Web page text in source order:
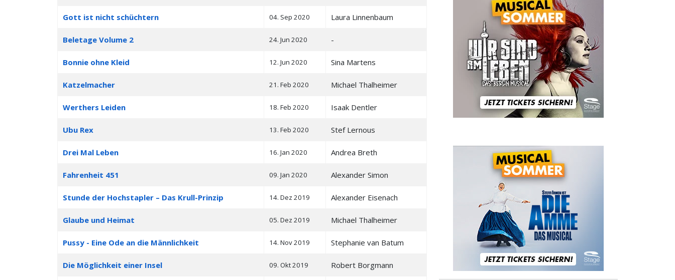
Gott ist nicht schüchtern 04. Sep 2020 Laura Linnenbaum
Beletage Volume 2 24. Jun 2020 -
Bonnie ohne Kleid 12. Jun 2020 Sina Martens
Katzelmacher 21. Feb 2020 Michael Thalheimer
Werthers Leiden 18. Feb 2020 Isaak Dentler
Ubu Rex 13. Feb 2020 Stef Lernous
Drei Mal Leben 16. Jan 2020 Andrea Breth
Fahrenheit 451 09. Jan 2020 Alexander Simon
Stunde der Hochstapler – Das Krull-Prinzip 14. Dez 2019 Alexander Eisenach
Glaube und Heimat 05. Dez 2019 Michael Thalheimer
Pussy - Eine Ode an die Männlichkeit 14. Nov 2019 Stephanie van Batum
Die Möglichkeit einer Insel 09. Okt 2019 Robert Borgmann